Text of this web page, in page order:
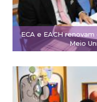
ECA e EACH
Meio